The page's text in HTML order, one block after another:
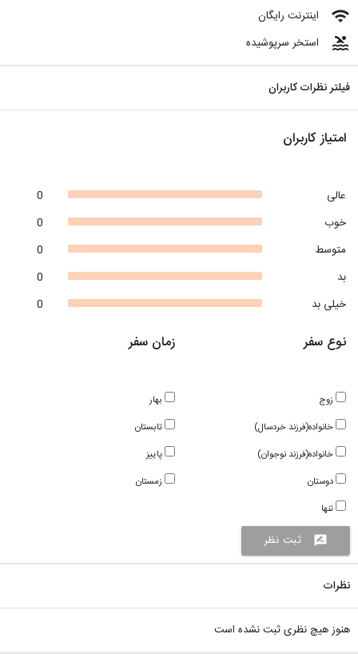
wifi اینترنت رایگان
pool استخر سرپوشیده
فیلتر نظرات کاربران
امتیاز کاربران
0
عالی
0
خوب
0
متوسط
0
بد
0
خیلی بد
زمان سفر
بهار
تابستان
پاییز
زمستان
نوع سفر
زوج
خانواده(فرزند خردسال)
خانواده(فرزند نوجوان)
دوستان
تنها
rate_review ثبت نظر
نظرات
هنوز هیچ نظری ثبت نشده است